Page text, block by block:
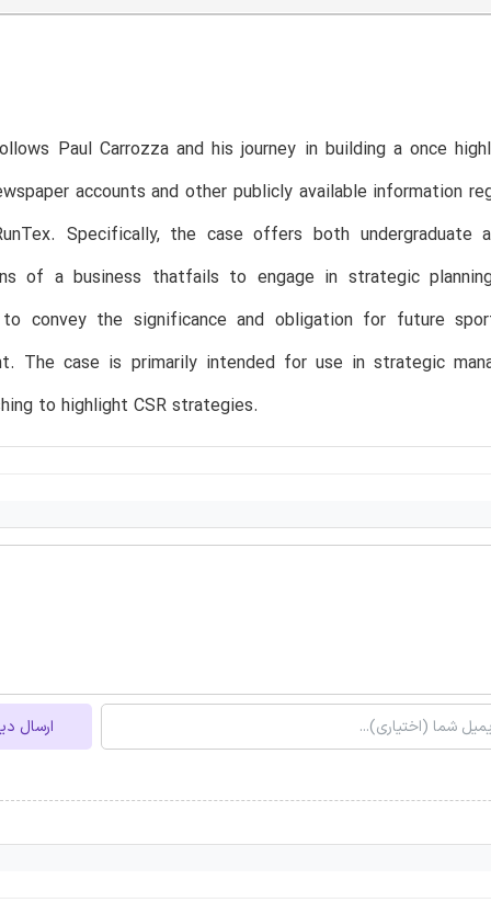
Paul Carrozza and his journey in building a once
accounts and other publicly available information
Specifically, the case offers both
of a business thatfails to engage in strategic
convey the significance and obligation for future
The case is primarily intended for use in strategic
to highlight CSR strategies.
ارسال